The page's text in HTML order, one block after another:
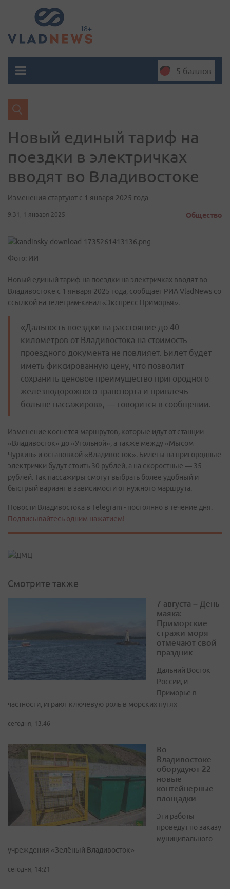
5 баллов
Новый единый тариф на
поездки в электричках
вводят во Владивостоке
Изменения стартуют с 1 января 2025 года
9:31, 1 января 2025 Общество
Фото: ИИ
Новый единый тариф на поездки на электричках вводят во
Владивостоке с 1 января 2025 года, сообщает РИА VladNews со
ссылкой на телеграм-канал «Экспресс Приморья».
«Дальность поездки на расстояние до 40
километров от Владивостока на стоимость
проездного документа не повлияет. Билет будет
иметь фиксированную цену, что позволит
сохранить ценовое преимущество пригородного
железнодорожного транспорта и привлечь
больше пассажиров», — говорится в сообщении.
Изменение коснется маршрутов, которые идут от станции
«Владивосток» до «Угольной», а также между «Мысом
Чуркин» и остановкой «Владивосток». Билеты на пригородные
электрички будут стоить 30 рублей, а на скоростные — 35
рублей. Так пассажиры смогут выбрать более удобный и
быстрый вариант в зависимости от нужного маршрута.
Новости Владивостока в Telegram - постоянно в течение дня.
Подписывайтесь одним нажатием!
Смотрите также
7 августа – День
маяка:
Приморские
стражи моря
отмечают свой
праздник
Дальний Восток
России, и
Приморье в
частности, играют ключевую роль в морских путях
сегодня, 13:46
Во
Владивостоке
оборудуют 22
новые
контейнерные
площадки
Эти работы
проведут по заказу
муниципального
учреждения «Зелёный Владивосток»
сегодня, 14:21